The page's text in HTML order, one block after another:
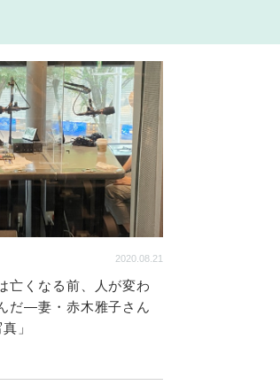
2020.08.21
亡くなる前、人が変わ
だ―妻・赤木雅子さん
」